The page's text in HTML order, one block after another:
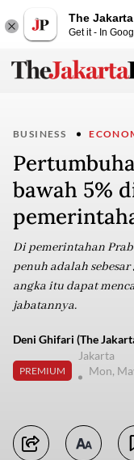
The
Get it - In
BUSINESS
bawah 5%
Di pemerintahan
penuh adalah sebesar
angka itu dapat
jabatannya.
Deni Ghifari (The
PREMIUM
Jakarta
Mon,